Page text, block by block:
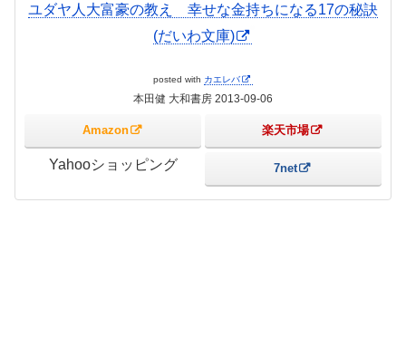
ユダヤ人大富豪の教え 幸せな金持ちになる17の秘訣
(だいわ文庫)
posted with カエレバ
本田健 大和書房 2013-09-06
Amazon 楽天市場
Yahooショッピング 7net